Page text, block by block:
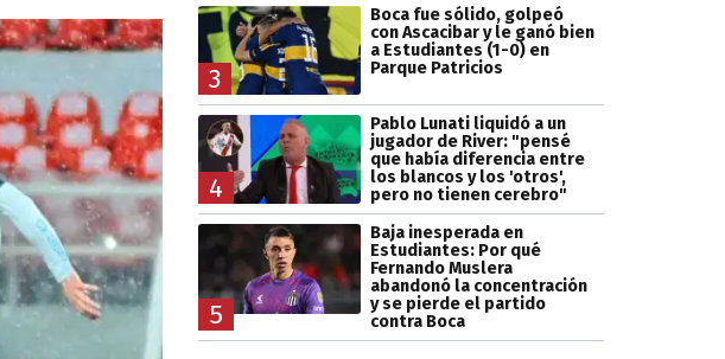
3
Boca fue sólido, golpeó
con Ascacibar y le ganó bien
a Estudiantes (1-0) en
Parque Patricios
4
Pablo Lunati liquidó a un
jugador de River: "pensé
que había diferencia entre
los blancos y los 'otros',
pero no tienen cerebro"
5
Baja inesperada en
Estudiantes: Por qué
Fernando Muslera
abandonó la concentración
y se pierde el partido
contra Boca